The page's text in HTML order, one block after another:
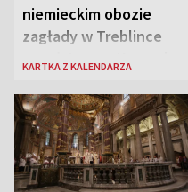
niemieckim obozie
zagłady w Treblince
zmarł Janusz Korczak
KARTKA Z KALENDARZA